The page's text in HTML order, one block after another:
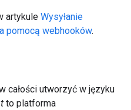
artykule Wysyłanie
pomocą webhooków.
całości utworzyć w języku
to platforma